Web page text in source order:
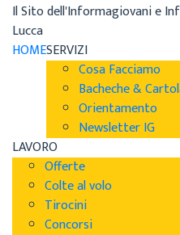
Il Sito dell'Informagiovani e
Lucca
HOMESERVIZI
Cosa Facciamo
Bacheche &
Orientamento
Newsletter IG
LAVORO
Offerte
Colte al volo
Tirocini
Concorsi